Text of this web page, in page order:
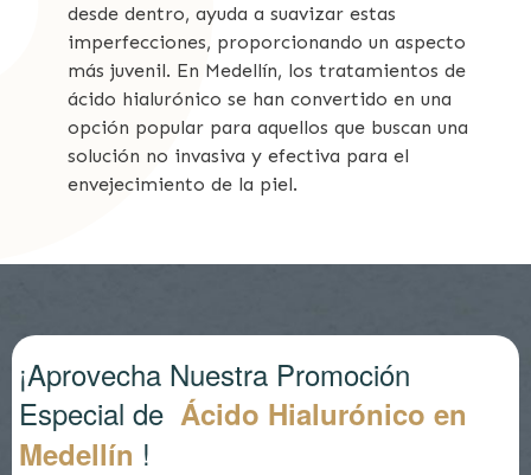
desde dentro, ayuda a suavizar estas
imperfecciones, proporcionando un aspecto
más juvenil. En Medellín, los tratamientos de
ácido hialurónico se han convertido en una
opción popular para aquellos que buscan una
solución no invasiva y efectiva para el
envejecimiento de la piel.
¡Aprovecha Nuestra Promoción
Especial de Ácido Hialurónico en
Medellín !